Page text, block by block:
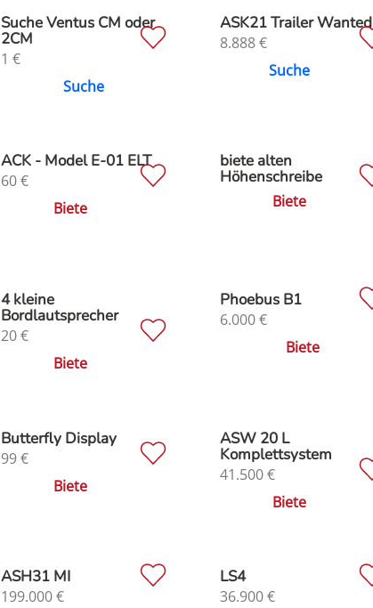
Suche Ventus CM oder
2CM
1 €
Suche
ASK21 Trailer Wanted
8.888€
Suche
ACK - Model E-01 ELT
60€
Biete
biete alten
Höhenschreibe
Biete
4 kleine
Bordlautsprecher
20€
Biete
Phoebus B1
6.000€
Biete
Butterfly Display
99€
Biete
ASW 20 L
Komplettsystem
41.500€
Biete
ASH31 MI
199.000€
LS4
36.900€